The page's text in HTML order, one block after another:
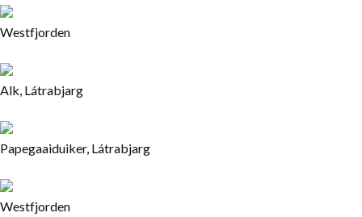
Westfjorden
Alk, Látrabjarg
Papegaaiduiker, Látrabjarg
Westfjorden